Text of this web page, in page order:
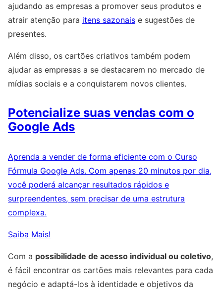
ajudando as empresas a promover seus produtos e
atrair atenção para itens sazonais e sugestões de
presentes.
Além disso, os cartões criativos também podem
ajudar as empresas a se destacarem no mercado de
mídias sociais e a conquistarem novos clientes.
Potencialize suas vendas com o
Google Ads
Aprenda a vender de forma eficiente com o Curso
Fórmula Google Ads. Com apenas 20 minutos por dia,
você poderá alcançar resultados rápidos e
surpreendentes, sem precisar de uma estrutura
complexa.
Saiba Mais!
Com a possibilidade de acesso individual ou coletivo,
é fácil encontrar os cartões mais relevantes para cada
negócio e adaptá-los à identidade e objetivos da